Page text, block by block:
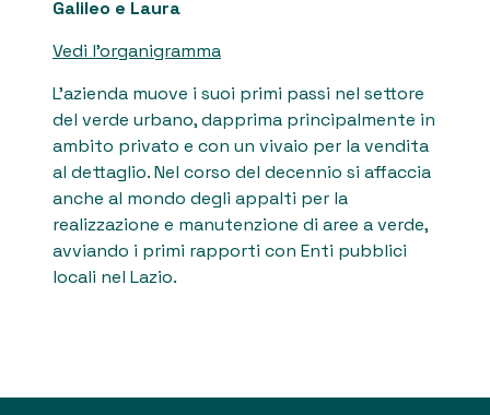
Galileo e Laura
Vedi l’organigramma
L’azienda muove i suoi primi passi nel settore
del verde urbano, dapprima principalmente in
ambito privato e con un vivaio per la vendita
al dettaglio. Nel corso del decennio si affaccia
anche al mondo degli appalti per la
realizzazione e manutenzione di aree a verde,
avviando i primi rapporti con Enti pubblici
locali nel Lazio.